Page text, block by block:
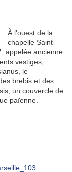
À l'ouest de la
chapelle Saint-
appelée ancienne
vestiges,
le
brebis et des
un couvercle de
païenne.